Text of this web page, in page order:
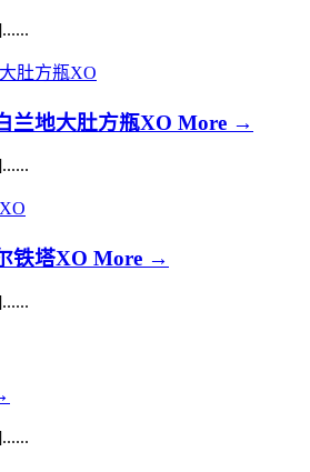
兰地大肚方瓶XO More →
铁塔XO More →